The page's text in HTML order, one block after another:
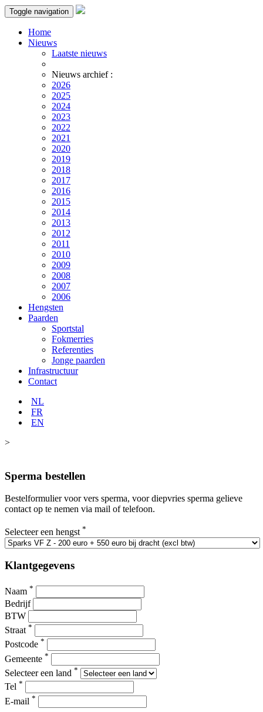
Toggle navigation
Home
Nieuws
Laatste nieuws
Nieuws archief :
2026
2025
2024
2023
2022
2021
2020
2019
2018
2017
2016
2015
2014
2013
2012
2011
2010
2009
2008
2007
2006
Hengsten
Paarden
Sportstal
Fokmerries
Referenties
Jonge paarden
Infrastructuur
Contact
NL
FR
EN
>
Sperma bestellen
Bestelformulier voor vers sperma, voor diepvries sperma gelieve
contact op te nemen via mail of telefoon.
Selecteer een hengst *
Klantgegevens
Naam *
Bedrijf
BTW
Straat *
Postcode *
Gemeente *
Selecteer een land *
Tel *
E-mail *